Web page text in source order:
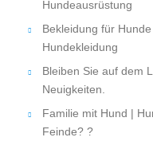
Hundeausrüstung
Bekleidung für
Hundekleidung
Bleiben Sie auf dem
Neuigkeiten.
Familie mit Hund |
Feinde? ?